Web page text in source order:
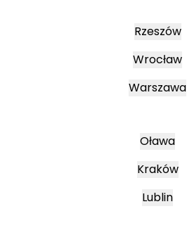
Rzeszów
Wrocław
Warszawa
Oława
Kraków
Lublin